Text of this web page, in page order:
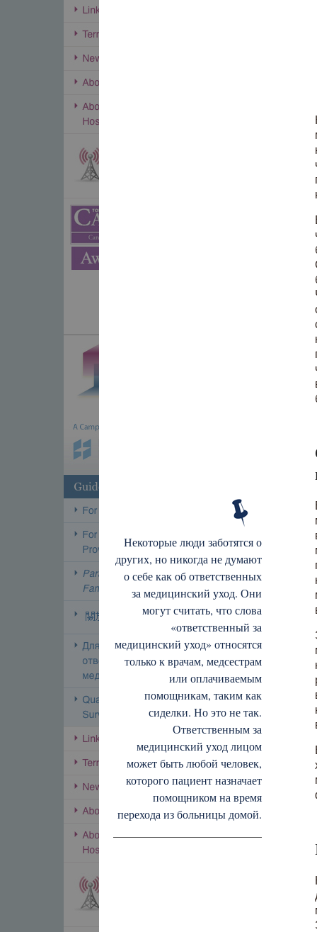
Некоторые люди заботятся о
других, но никогда не думают
о себе как об ответственных
за медицинский уход. Они
могут считать, что слова
«ответственный за
медицинский уход» относятся
только к врачам, медсестрам
или оплачиваемым
помощникам, таким как
сиделки. Но это не так.
Ответственным за
медицинский уход лицом
может быть любой человек,
которого пациент назначает
помощником на время
перехода из больницы домой.